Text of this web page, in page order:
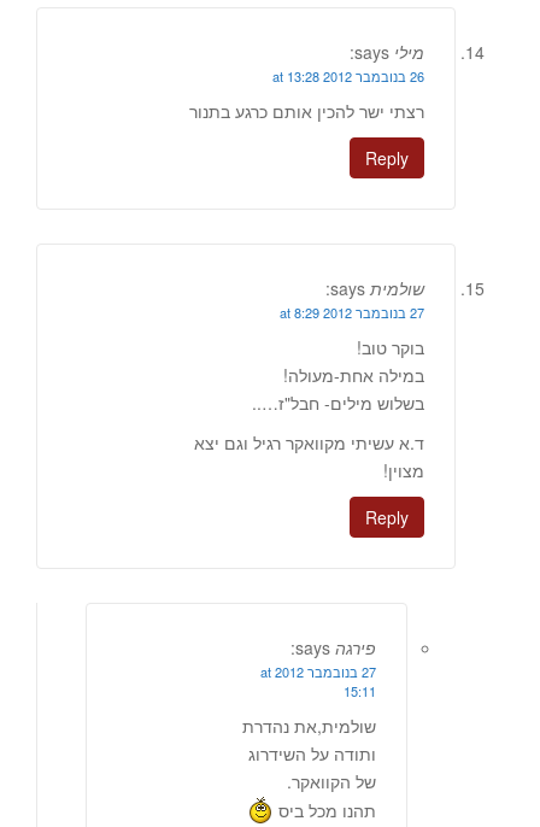
מילי says:
26 בנובמבר 2012 at 13:28
רצתי ישר להכין אותם כרגע בתנור
Reply
שולמית says:
27 בנובמבר 2012 at 8:29
בוקר טוב!
במילה אחת-מעולה!
בשלוש מילים- חבל"ז…..
ד.א עשיתי מקוואקר רגיל וגם יצא
מצוין!
Reply
פירגה says:
27 בנובמבר 2012 at
15:11
שולמית,את נהדרת
ותודה על השידרוג
של הקוואקר.
תהנו מכל ביס